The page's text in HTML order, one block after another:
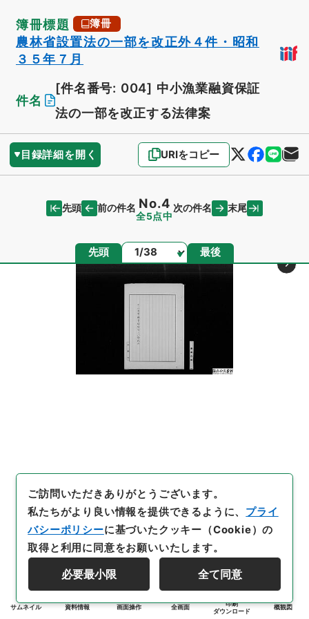
簿冊標題 簿冊
農林省設置法の一部を改正外４件・昭和
３５年７月
件名
[件名番号: 004] 中小漁業融資保証
法の一部を改正する法律案
目録詳細を開く URIをコピー
先頭 前の件名 No.4
全5点中
次の件名 末尾
先頭 ページ 最後
サムネイル 資料情報 画面操作 全画面
印刷
ダウンロード
概観図
ご訪問いただきありがとうございます。
私たちがより良い情報を提供できるように、 プライ
バシーポリシーに基づいたクッキー（Cookie）の
取得と利用に同意をお願いいたします。
必要最小限 全て同意